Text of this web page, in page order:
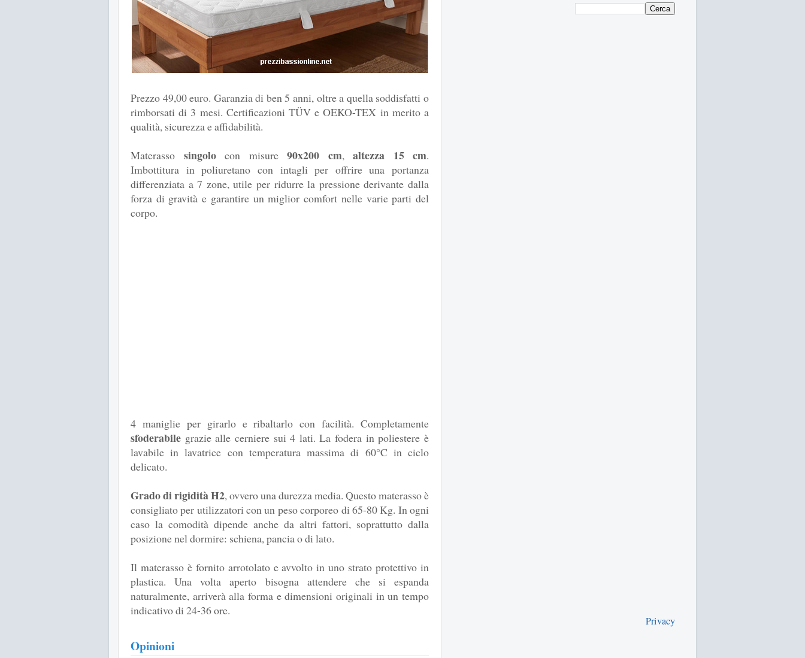
Prezzo 49,00 euro. Garanzia di ben 5 anni, oltre a quella soddisfatti o
rimborsati di 3 mesi. Certificazioni TÜV e OEKO-TEX in merito a
qualità, sicurezza e affidabilità.
Materasso singolocon misure 90x200 cm, altezza 15 cm.
Imbottitura in poliuretano con intagli per offrire una portanza
differenziata a 7 zone, utile per ridurre la pressione derivante dalla
forza di gravità e garantire un miglior comfort nelle varie parti del
corpo.
4 maniglie per girarlo e ribaltarlo con facilità. Completamente
sfoderabile grazie alle cerniere sui 4 lati. La fodera in poliestere è
lavabile in lavatrice con temperatura massima di 60°C in ciclo
delicato.
Grado di rigidità H2, ovvero una durezza media. Questo materasso è
consigliato per utilizzatori con un peso corporeo di 65-80 Kg. In ogni
caso la comodità dipende anche da altri fattori, soprattutto dalla
posizione nel dormire: schiena, pancia o di lato.
Il materasso è fornito arrotolato e avvolto in uno strato protettivo in
plastica. Una volta aperto bisogna attendere che si espanda
naturalmente, arriverà alla forma e dimensioni originali in un tempo
indicativo di 24-36 ore.
Opinioni
Privacy